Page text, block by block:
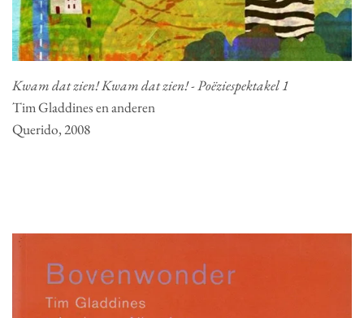
Kwam dat zien! Kwam dat zien! - Poëziespektakel 1
Tim Gladdines en anderen
Querido, 2008